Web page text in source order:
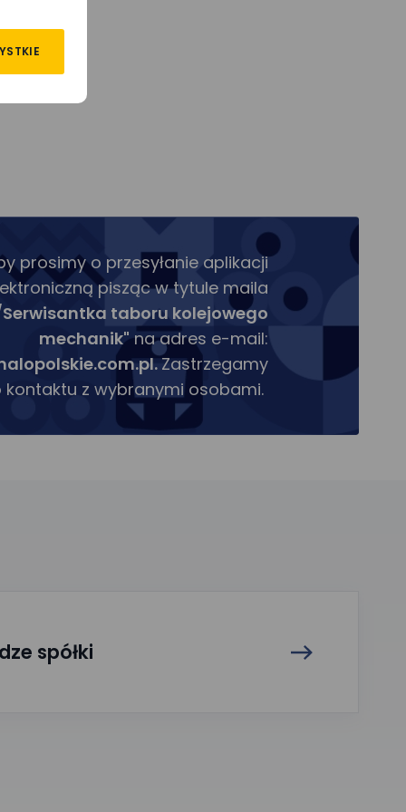
prosimy o przesyłanie aplikacji
pisząc w tytule maila
taboru kolejowego
mechanik"na adres e-mail:
Zastrzegamy
z wybranymi osobami.
spółki